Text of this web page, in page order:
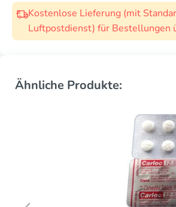
Kostenlose Lieferung (mit
Luftpostdienst) für Bestellungen
Ähnliche Produkte: